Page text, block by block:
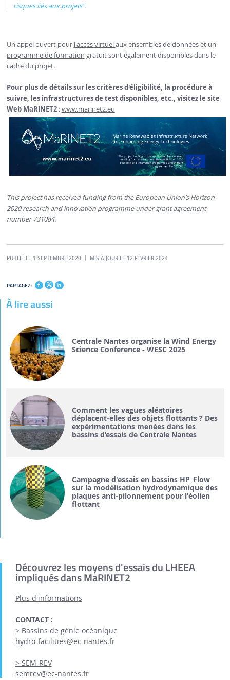
risques liés aux projets".
Un appel ouvert pour l'accès virtuelaux ensembles de données et un
programme de formation gratuit sont également disponibles dans le
cadre du projet.
Pour plus de détails sur les critères d'éligibilité, la procédure à
suivre, les infrastructures de test disponibles, etc., visitez le site
Web MaRINET2 :www.marinet2.eu
This project has received funding from the European Union’s Horizon
2020 research and innovation programme under grant agreement
number 731084.
PUBLIÉ LE 1 SEPTEMBRE 2020 MIS À JOUR LE 12 FÉVRIER 2024
PARTAGEZ :
À lire aussi
Centrale Nantes organise la Wind Energy
Science Conference - WESC 2025
Comment les vagues aléatoires
déplacent-elles des objets flottants ? Des
expérimentations menées dans les
bassins d’essais de Centrale Nantes
Campagne d'essais en bassins HP_Flow
sur la modélisation hydrodynamique des
plaques anti-pilonnement pour l'éolien
flottant
Découvrez les moyens d'essais du LHEEA
impliqués dans MaRINET2
Plus d'informations
CONTACT :
> Bassins de génie océanique
hydro-facilities@ec-nantes.fr
> SEM-REV
semrev@ec-nantes.fr